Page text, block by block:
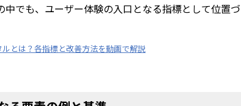
中でも、ユーザー体験の入口となる指標として位置づ
ルとは？各指標と改善方法を動画で解説